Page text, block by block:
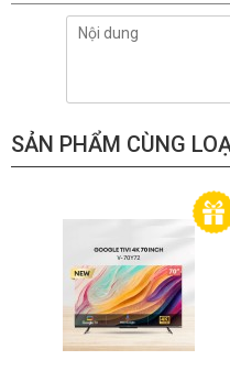
SẢN PHẨM CÙNG